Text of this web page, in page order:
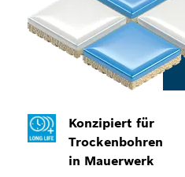
Konzipiert für
Trockenbohren
in Mauerwerk